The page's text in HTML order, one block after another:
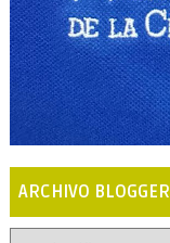
ARCHIVO BLOGGER